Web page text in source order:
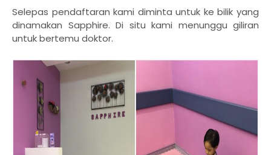
Selepas pendaftaran kami diminta untuk ke bilik yang
dinamakan Sapphire. Di situ kami menunggu giliran
untuk bertemu doktor.